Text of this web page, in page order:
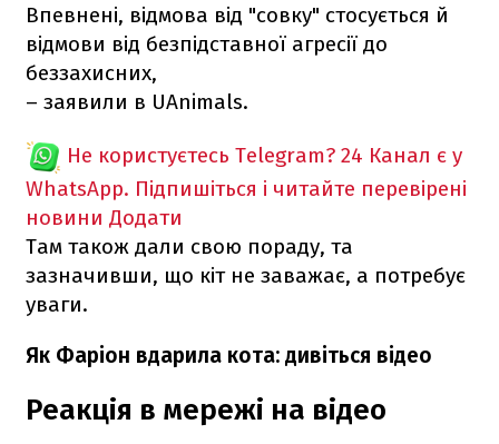
Впевнені, відмова від "совку" стосується й
відмови від безпідставної агресії до
беззахисних,
– заявили в UAnimals.
Не користуєтесь Telegram? 24 Канал є у
WhatsApp. Підпишіться і читайте перевірені
новини Додати
Там також дали свою пораду, та
зазначивши, що кіт не заважає, а потребує
уваги.
Як Фаріон вдарила кота: дивіться відео
Реакція в мережі на відео